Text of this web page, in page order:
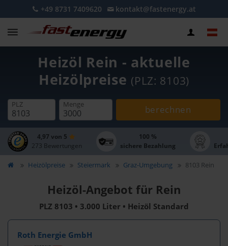
+49 8731 7409620 kontakt@fastenergy.at
Heizöl Rein - aktuelle
Heizölpreise (PLZ: 8103)
PLZ Menge berechnen
4,97 von 5
273 Bewertungen
100 %
sichere Bezahlung
Heizölpreise Steiermark Graz-Umgebung 8103 Rein
Heizöl-Angebot für Rein
PLZ 8103 • 3.000 Liter • Heizöl Standard
Roth Energie GmbH